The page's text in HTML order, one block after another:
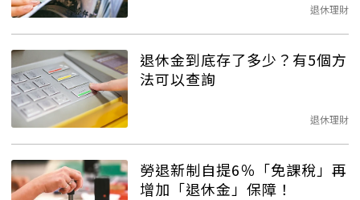
退休理財
退休金到底存了多少？有5個方
法可以查詢
退休理財
勞退新制自提6％「免課稅」再
增加「退休金」保障！